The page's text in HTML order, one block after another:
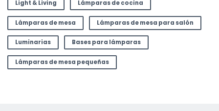
Light & Living Lámparas de cocina
Lámparas de mesa Lámparas de mesa para salón
Luminarias Bases para lámparas
Lámparas de mesa pequeñas